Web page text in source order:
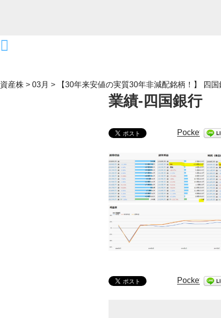
資産株 > 03月 > 【30年来安値の実質30年非減配銘柄！】 四
業績-四国銀行
Pocket
Pocket